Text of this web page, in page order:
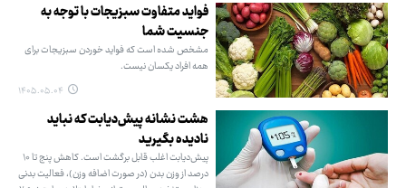
فواید متفاوت سبزیجات با توجه به
جنسیت شما
مشخص شده است که فواید خوردن سبزیجات برای
همه افراد یکسان نیست.
۱۴۰۵.۰۵.۰۴
هشت نشانه پیش‌دیابت که نباید
نادیده بگیرید
پیش‌دیابت اغلب قابل برگشت است. کاهش پنج تا ۱۰
درصد از وزن بدن (در صورت اضافه ‌وزن)، فعالیت بدنی